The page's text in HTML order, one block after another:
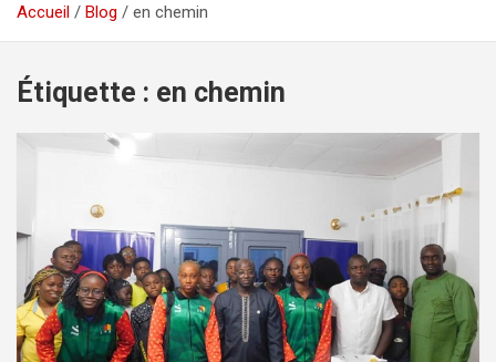
Accueil Blog en chemin
Étiquette : en chemin